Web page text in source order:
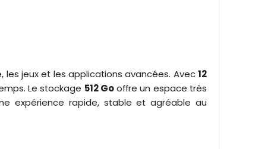
les jeux et les applications avancées. Avec12
Le stockage 512 Gooffre un espace très
expérience rapide, stable et agréable au